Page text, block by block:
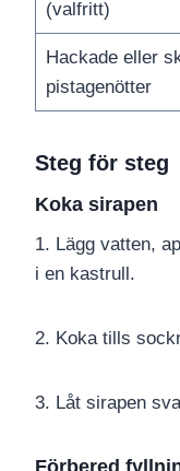
(valfritt)
Hackade eller
pistagenötter
Steg för steg
Koka sirapen
1. Lägg vatten,
i en kastrull.
2. Koka tills
3. Låt sirapen